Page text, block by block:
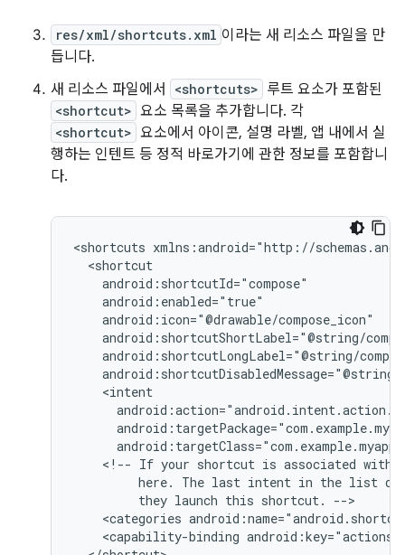
res/xml/shortcuts.xml 이라는 새 리소스 파일을 만
듭니다.
새 리소스 파일에서
<shortcuts> 루트 요소가 포함된
<shortcut> 요소 목록을 추가합니다. 각
<shortcut> 요소에서 아이콘, 설명 라벨, 앱 내에서 실
행하는 인텐트 등 정적 바로가기에 관한 정보를 포함합니
다.
<shortcuts
<!-- If your shortcut is associated with
here.
The last intent in the list
they launch this shortcut.
<categories
<capability-binding